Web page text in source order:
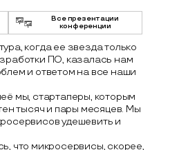
Все презентации
конференции
когда ее звезда только
ПО, казалась нам
и ответом на все наши
мы, стартаперы, которым
тысяч и пары месяцев. Мы
удешевить и
что микросервисы, скорее,